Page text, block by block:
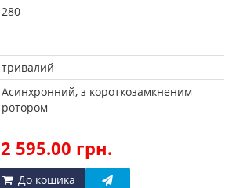
280
тривалий
Асинхронний, з короткозамкненим
ротором
2 595.00 грн.
До кошика